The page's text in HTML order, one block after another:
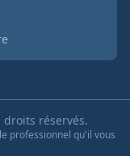
droits réservés.
professionnel qu'il vous